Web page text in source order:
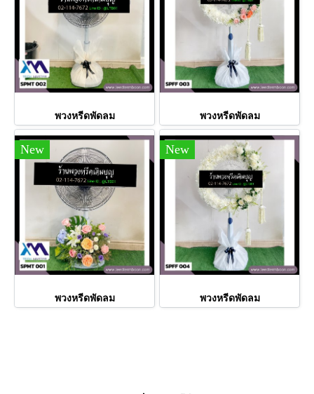
พวงหรีดพัดลม พวงหรีดพัดลม
New
พวงหรีดพัดลม
New
พวงหรีดพัดลม